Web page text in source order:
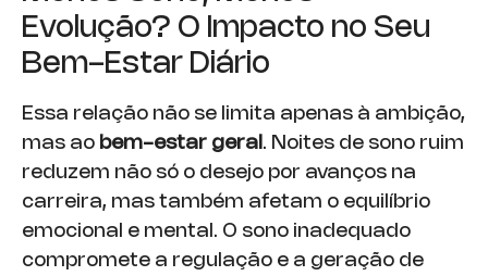
Evolução? O Impacto no Seu
Bem-Estar Diário
Essa relação não se limita apenas à ambição,
mas ao bem-estar geral . Noites de sono ruim
reduzem não só o desejo por avanços na
carreira, mas também afetam o equilíbrio
emocional e mental. O sono inadequado
compromete a regulação e a geração de